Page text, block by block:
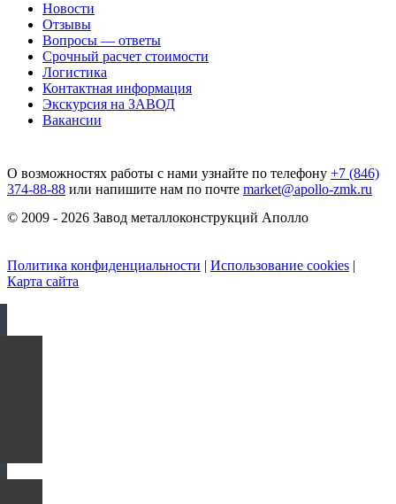
Новости
Отзывы
Вопросы — ответы
Срочный расчет стоимости
Логистика
Контактная информация
Экскурсия на ЗАВОД
Вакансии
О возможностях работы с нами узнайте по телефону +7 (846)
374-88-88 или напишите нам по почте market@apollo-zmk.ru
© 2009 - 2026 Завод металлоконструкций Аполло
Политика конфиденциальности Использование cookies
Карта сайта